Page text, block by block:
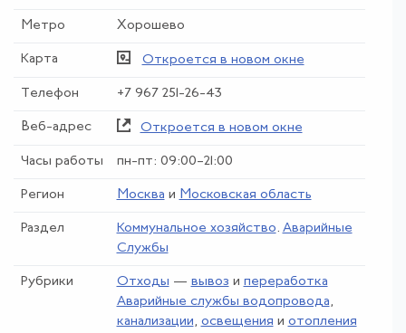
Метро Хорошево
Карта Откроется в новом окне
Телефон +7 967 251-26-43
Веб-адрес Откроется в новом окне
Часы работы пн-пт: 09:00–21:00
Регион Москва и Московская область
Раздел Коммунальное хозяйство. Аварийные
Службы
Рубрики Отходы — вывоз и переработка
Аварийные службы водопровода,
канализации, освещения и отопления